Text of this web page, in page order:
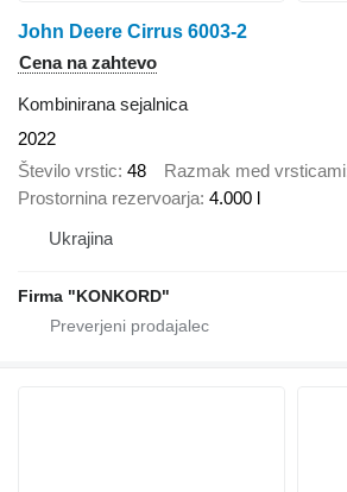
John Deere Cirrus 6003-2
Cena na zahtevo
Kombinirana sejalnica
2022
Število vrstic 48 Razmak med vrsticami
Prostornina rezervoarja 4.000 l
Ukrajina
Firma "KONKORD"